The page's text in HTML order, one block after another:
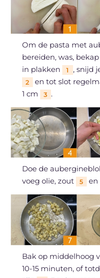
Om de pasta met
bereiden, was,
in plakken
1 , snijd
2
en tot slot
1 cm
3 .
Doe de
voeg olie, zout
5 en
Bak op middelhoog
10-15 minuten, of